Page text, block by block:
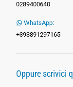
0289400640
WhatsApp:
+393891297165
Oppure scrivici